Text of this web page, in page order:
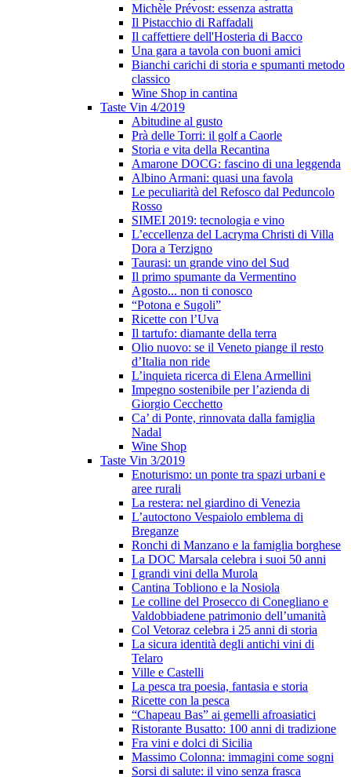
Michèle Prévost: essenza astratta
Il Pistacchio di Raffadali
Il caffettiere dell'Hosteria di Bacco
Una gara a tavola con buoni amici
Bianchi carichi di storia e spumanti metodo
classico
Wine Shop in cantina
Taste Vin 4/2019
Abitudine al gusto
Prà delle Torri: il golf a Caorle
Storia e vita della Recantina
Amarone DOCG: fascino di una leggenda
Albino Armani: quasi una favola
Le peculiarità del Refosco dal Peduncolo
Rosso
SIMEI 2019: tecnologia e vino
L’eccellenza del Lacryma Christi di Villa
Dora a Terzigno
Taurasi: un grande vino del Sud
Il primo spumante da Vermentino
Agosto... non ti conosco
“Potona e Sugoli”
Ricette con l’Uva
Il tartufo: diamante della terra
Olio nuovo: se il Veneto piange il resto
d’Italia non ride
L’inquieta ricerca di Elena Armellini
Impegno sostenibile per l’azienda di
Giorgio Cecchetto
Ca’ di Ponte, rinnovata dalla famiglia
Nadal
Wine Shop
Taste Vin 3/2019
Enoturismo: un ponte tra spazi urbani e
aree rurali
La restera: nel giardino di Venezia
L’autoctono Vespaiolo emblema di
Breganze
Ronchi di Manzano e la famiglia borghese
La DOC Marsala celebra i suoi 50 anni
I grandi vini della Murola
Cantina Tobliono e la Nosiola
Le colline del Prosecco di Conegliano e
Valdobbiadene patrimonio dell’umanità
Col Vetoraz celebra i 25 anni di storia
La sicura identità degli antichi vini di
Telaro
Ville e Castelli
La pesca tra poesia, fantasia e storia
Ricette con la pesca
“Chapeau Bas” ai gemelli afroasiatici
Ristorante Busatto: 100 anni di tradizione
Fra vini e dolci di Sicilia
Massimo Colonna: immagini come sogni
Sorsi di salute: il vino senza frasca